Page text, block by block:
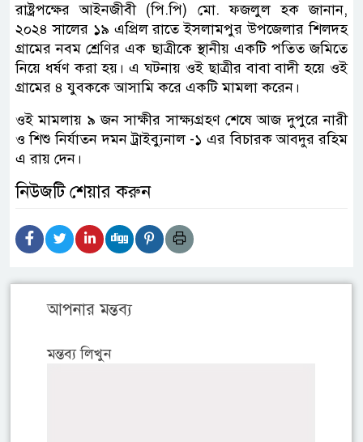
রাষ্ট্রপক্ষের আইনজীবী (পি.পি) মো. ফজলুল হক জানান,
২০২৪ সালের ১৯ এপ্রিল রাতে ইসলামপুর উপজেলার শিলদহ
গ্রামের নবম শ্রেণির এক ছাত্রীকে স্থানীয় একটি পতিত জমিতে
নিয়ে ধর্ষণ করা হয়। এ ঘটনায় ওই ছাত্রীর বাবা বাদী হয়ে ওই
গ্রামের ৪ যুবককে আসামি করে একটি মামলা করেন।
ওই মামলায় ৯ জন সাক্ষীর সাক্ষ্যগ্রহণ শেষে আজ দুপুরে নারী
ও শিশু নির্যাতন দমন ট্রাইব্যুনাল -১ এর বিচারক আবদুর রহিম
এ রায় দেন।
নিউজটি শেয়ার করুন
আপনার মন্তব্য
মন্তব্য লিখুন